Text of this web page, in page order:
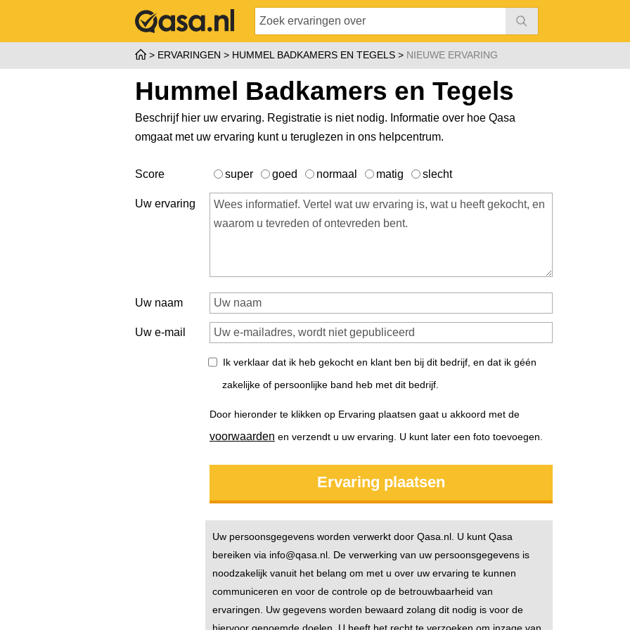
ERVARINGEN HUMMEL BADKAMERS EN TEGELS NIEUWE ERVARING
Hummel Badkamers en Tegels
Beschrijf hier uw ervaring. Registratie is niet nodig. Informatie over hoe Qasa
omgaat met uw ervaring kunt u teruglezen in ons helpcentrum.
Score super goed normaal matig slecht
Uw ervaring
Uw naam
Uw e-mail
Ik verklaar dat ik heb gekocht en klant ben bij dit bedrijf, en dat ik géén
zakelijke of persoonlijke band heb met dit bedrijf.
Door hieronder te klikken op Ervaring plaatsen gaat u akkoord met de
voorwaarden en verzendt u uw ervaring. U kunt later een foto toevoegen.
Uw persoonsgegevens worden verwerkt door Qasa.nl. U kunt Qasa
bereiken via info@qasa.nl. De verwerking van uw persoonsgegevens is
noodzakelijk vanuit het belang om met u over uw ervaring te kunnen
communiceren en voor de controle op de betrouwbaarheid van
ervaringen. Uw gegevens worden bewaard zolang dit nodig is voor de